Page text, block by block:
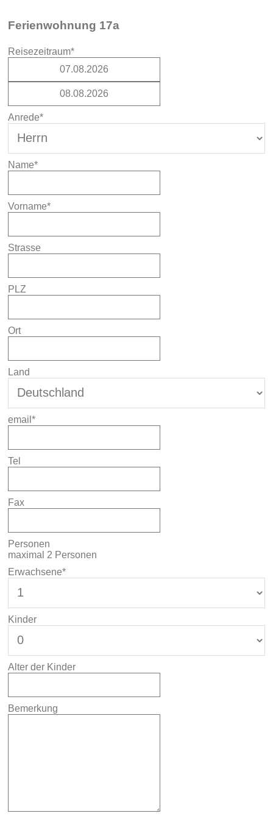
Ferienwohnung 17a
Reisezeitraum*
Anrede*
Name*
Vorname*
Strasse
PLZ
Ort
Land
email*
Tel
Fax
Personen
maximal 2 Personen
Erwachsene*
Kinder
Alter der Kinder
Bemerkung